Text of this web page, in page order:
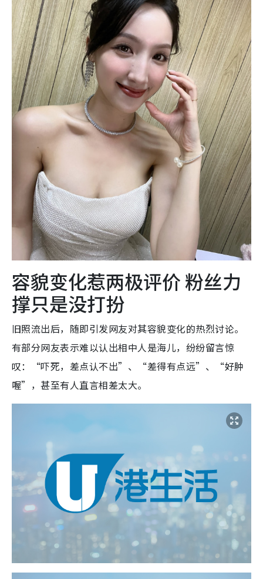
容貌变化惹两极评价 粉丝力
撑只是没打扮
旧照流出后，随即引发网友对其容貌变化的热烈讨论。
有部分网友表示难以认出相中人是海儿，纷纷留言惊
叹：“吓死，差点认不出”、“差得有点远”、“好肿
喔”，甚至有人直言相差太大。